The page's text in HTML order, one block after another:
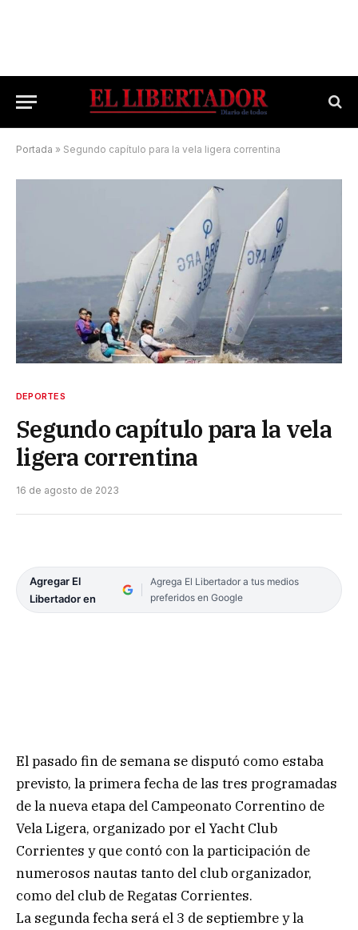
Portada » Segundo capítulo para la vela ligera correntina
DEPORTES
Segundo capítulo para la vela
ligera correntina
16 de agosto de 2023
Agregar El
Libertador en
Agrega El Libertador a tus medios
preferidos en Google
El pasado fin de semana se disputó como estaba
previsto, la primera fecha de las tres programadas
de la nueva etapa del Campeonato Correntino de
Vela Ligera, organizado por el Yacht Club
Corrientes y que contó con la participación de
numerosos nautas tanto del club organizador,
como del club de Regatas Corrientes.
La segunda fecha será el 3 de septiembre y la